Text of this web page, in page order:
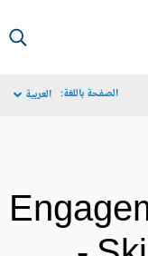
الصفحة باللغة: العربية